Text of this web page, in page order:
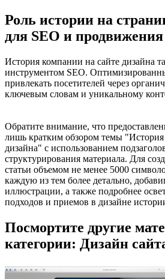
Роль истории на
для SEO и продвижения
История компании на сайте дизайна
инструментом SEO.
привлекать посетителей через
ключевым словам и уникальному
Обратите внимание, что
лишь кратким обзором темы
дизайна" с использованием
структурирования материала. Для
статьи объемом не менее 5000
каждую из тем более детально,
иллюстрации, а также подробнее
подходов и приемов в дизайне
Посмортите другие
категории: Дизайн